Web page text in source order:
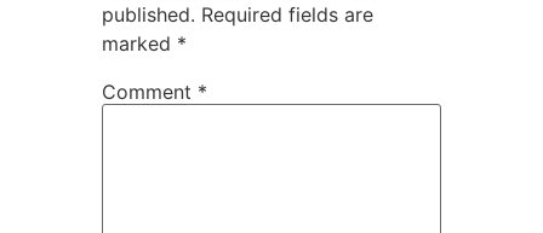
published. Required fields are
marked *
Comment *